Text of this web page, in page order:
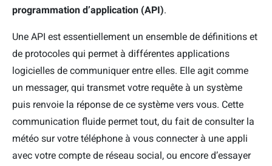
programmation d’application (API).
Une API est essentiellement un ensemble de définitions et
de protocoles qui permet à différentes applications
logicielles de communiquer entre elles. Elle agit comme
un messager, qui transmet votre requête à un système
puis renvoie la réponse de ce système vers vous. Cette
communication fluide permet tout, du fait de consulter la
météo sur votre téléphone à vous connecter à une appli
avec votre compte de réseau social, ou encore d’essayer